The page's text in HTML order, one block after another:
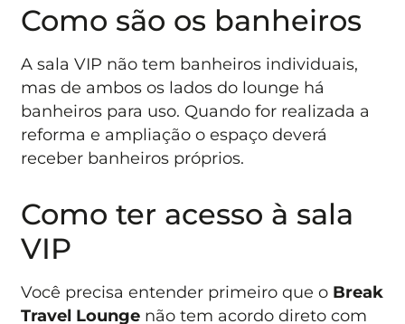
Como são os banheiros
A sala VIP não tem banheiros individuais,
mas de ambos os lados do lounge há
banheiros para uso. Quando for realizada a
reforma e ampliação o espaço deverá
receber banheiros próprios.
Como ter acesso à sala
VIP
Você precisa entender primeiro que o Break
Travel Lounge não tem acordo direto com